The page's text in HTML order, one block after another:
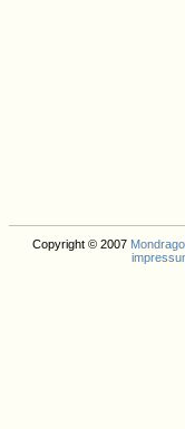
Copyright © 2007